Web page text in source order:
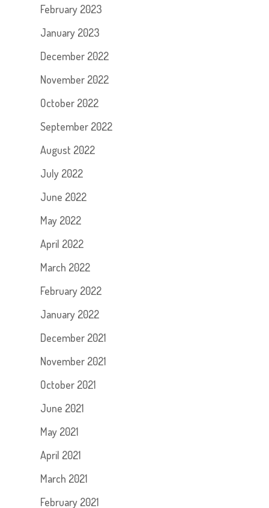
February 2023
January 2023
December 2022
November 2022
October 2022
September 2022
August 2022
July 2022
June 2022
May 2022
April 2022
March 2022
February 2022
January 2022
December 2021
November 2021
October 2021
June 2021
May 2021
April 2021
March 2021
February 2021